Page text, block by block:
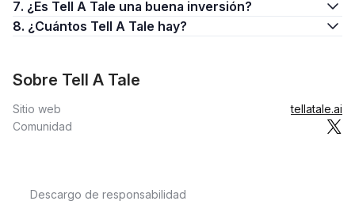
7. ¿Es Tell A Tale una buena inversión?
8. ¿Cuántos Tell A Tale hay?
Sobre Tell A Tale
Sitio web
tellatale.ai
Comunidad
Descargo de responsabilidad